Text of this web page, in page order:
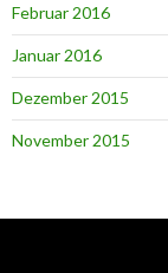
Februar 2016
Januar 2016
Dezember 2015
November 2015